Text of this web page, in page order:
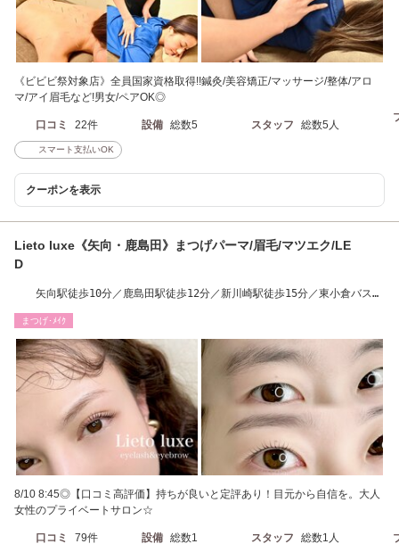
《ビビビ祭対象店》全員国家資格取得!!鍼灸/美容矯正/マッサージ/整体/アロ
マ/アイ眉毛など!男女/ペアOK◎
口コミ 22件 設備 総数5 スタッフ 総数5人
スマート支払いOK
クーポンを表示
Lieto luxe《矢向・鹿島田》まつげパーマ/眉毛/マツエク/LE
D
矢向駅徒歩10分／鹿島田駅徒歩12分／新川崎駅徒歩15分／東小倉バス停
まつげ･ﾒｲｸ
8/10 8:45◎【口コミ高評価】持ちが良いと定評あり！目元から自信を。大人
女性のプライベートサロン☆
口コミ 79件 設備 総数1 スタッフ 総数1人